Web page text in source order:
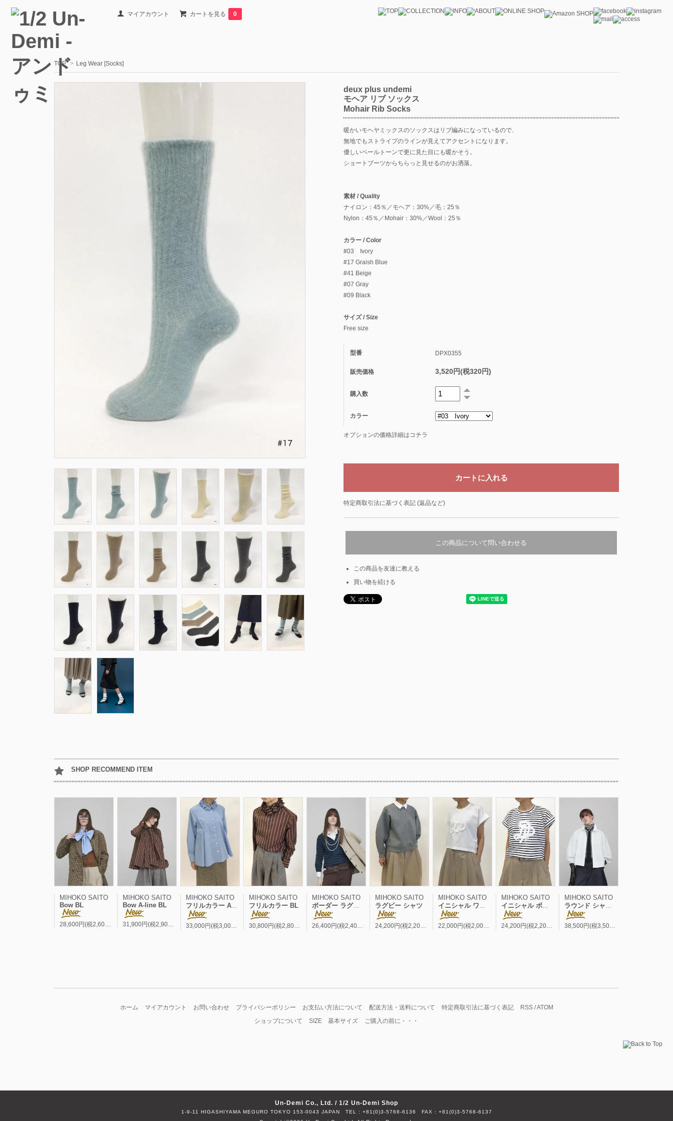
マイアカウント カートを見る 0
TOP > Leg Wear [Socks]
deux plus undemi
モヘア リブ ソックス
Mohair Rib Socks
暖かいモヘヤミックスのソックスはリブ編みになっているので、
無地でもストライプのラインが見えてアクセントになります。
優しいペールトーンで更に見た目にも暖かそう。
ショートブーツからちらっと見せるのがお洒落。
素材 / Quality
ナイロン：45％／モヘア：30%／毛：25％
Nylon：45％／Mohair：30%／Wool：25％
カラー / Color
#03 Ivory
#17 Graish Blue
#41 Beige
#07 Gray
#09 Black
サイズ / Size
Free size
型番 DPX0355
販売価格 3,520円(税320円)
購入数
カラー
オプションの価格詳細はコチラ
特定商取引法に基づく表記 (返品など)
この商品について問い合わせる
この商品を友達に教える
買い物を続ける
SHOP RECOMMEND ITEM
MIHOKO SAITO
Bow BL
28,600円(税2,600円)
MIHOKO SAITO
Bow A-line BL
31,900円(税2,900円)
MIHOKO SAITO
フリルカラー A-line BL
33,000円(税3,000円)
MIHOKO SAITO
フリルカラー BL
30,800円(税2,800円)
MIHOKO SAITO
ボーダー ラグビー シャツ
26,400円(税2,400円)
MIHOKO SAITO
ラグビー シャツ
24,200円(税2,200円)
MIHOKO SAITO
イニシャル ワイド フレンチP/O
22,000円(税2,000円)
MIHOKO SAITO
イニシャル ボーダー ワイド フレンチP/O
24,200円(税2,200円)
MIHOKO SAITO
ラウンド シャツブルゾン
38,500円(税3,500円)
ホーム マイアカウント お問い合わせ プライバシーポリシー お支払い方法について 配送方法・送料について 特定商取引法に基づく表記 RSS/ATOM
ショップについて
SIZE 基本サイズ ご購入の前に・・・
Un-Demi Co., Ltd. / 1/2 Un-Demi Shop
1-9-11 HIGASHIYAMA MEGURO TOKYO 153-0043 JAPAN TEL : +81(0)3-5768-6136
FAX : +81(0)3-5768-6137